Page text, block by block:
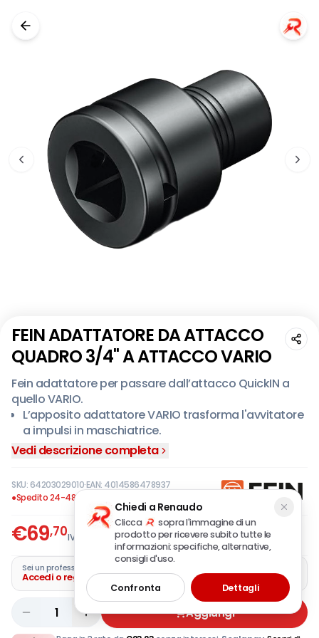
FEIN ADATTATORE DA ATTACCO
QUADRO 3/4" A ATTACCO VARIO
Fein adattatore per passare dall’attacco QuickIN a
quello VARIO.
L’apposito adattatore VARIO trasforma l'avvitatore
a impulsi in maschiatrice.
Adatto a tutti gli avvitatori ad impulsi con attacco
Semplice aggancio senza chiavi.
Ideale per tutti gli accessori FEIN VARIO: punte
elicoidali, svasatori conici e maschi.
L’adattatore può essere facilmente fissato con
l’ausilio di una molla di sicurezza o un anello di
fissaggio per un impiego continuo.
Adatto per le seguenti macchine: ASCD 18-1000 W34
AS, ASCD 18-1000 W34 AS Set 8 Ah ProCORE.
Vedi descrizione completa
SKU:64203029010·EAN: 4014586478937
●Spedito 24-48 ore
€69,70IVA incl.
Sei un professionista?
Accedi o registra la tua azienda
1 Aggiungi
Chiedi a Renaudo
Clicca
sopra l'immagine di un
prodotto per ricevere subito tutte le
informazioni: specifiche, alternative,
consigli d'uso.
Confronta Dettagli